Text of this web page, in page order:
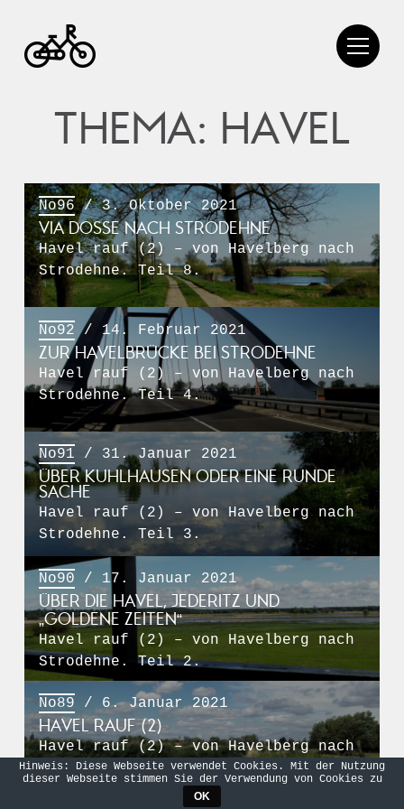
THEMA: HAVEL
No96/ 3. Oktober 2021
VIA DOSSE NACH STRODEHNE
Havel rauf (2) – von Havelberg nach
Strodehne. Teil 8.
No92 / 14. Februar 2021
ZUR HAVELBRÜCKE BEI STRODEHNE
Havel rauf (2) – von Havelberg nach
Strodehne. Teil 4.
No91 / 31. Januar 2021
ÜBER KUHLHAUSEN ODER EINE RUNDE
SACHE
Havel rauf (2) – von Havelberg nach
Strodehne. Teil 3.
No90 / 17. Januar 2021
ÜBER DIE HAVEL, JEDERITZ UND
„GOLDENE ZEITEN“
Havel rauf (2) – von Havelberg nach
Strodehne. Teil 2.
No89 / 6. Januar 2021
HAVEL RAUF (2)
Havel rauf (2) – von Havelberg nach
Strodehne. Teil 1.
Hinweis: Diese Webseite verwendet Cookies. Mit der Nutzung
dieser Webseite stimmen Sie der Verwendung von Cookies zu
OK